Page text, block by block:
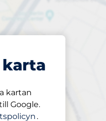
karta
kartan
Google.
.